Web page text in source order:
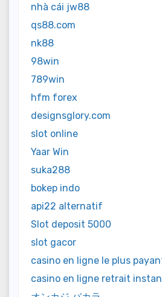
nhà cái jw88
qs88.com
nk88
98win
789win
hfm forex
designsglory.com
slot online
Yaar Win
suka288
bokep indo
api22 alternatif
Slot deposit 5000
slot gacor
casino en ligne le plus
casino en ligne retrait